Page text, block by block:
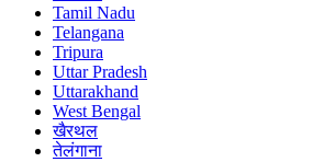
Tamil Nadu
Telangana
Tripura
Uttar Pradesh
Uttarakhand
West Bengal
खैरथल
तेलंगाना